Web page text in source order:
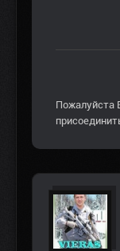
Пожалуйста